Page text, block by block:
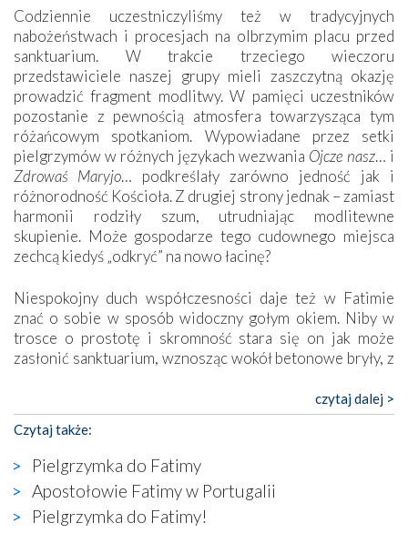
Codziennie uczestniczyliśmy też w tradycyjnych
nabożeństwach i procesjach na olbrzymim placu przed
sanktuarium. W trakcie trzeciego wieczoru
przedstawiciele naszej grupy mieli zaszczytną okazję
prowadzić fragment modlitwy. W pamięci uczestników
pozostanie z pewnością atmosfera towarzysząca tym
różańcowym spotkaniom. Wypowiadane przez setki
pielgrzymów w różnych językach wezwania Ojcze nasz… i
Zdrowaś Maryjo… podkreślały zarówno jedność jak i
różnorodność Kościoła. Z drugiej strony jednak – zamiast
harmonii rodziły szum, utrudniając modlitewne
skupienie. Może gospodarze tego cudownego miejsca
zechcą kiedyś „odkryć” na nowo łacinę?
Niespokojny duch współczesności daje też w Fatimie
znać o sobie w sposób widoczny gołym okiem. Niby w
trosce o prostotę i skromność stara się on jak może
zasłonić sanktuarium, wznosząc wokół betonowe bryły, z
katolickiego kultu. Tylko co wspólnego z żywą,
autentyczną wiarą mogą mieć płaskie, szare bunkry albo
kaplice, w których Tabernakulum przypomina bardziej
skrzynkę na narzędzia? Albo co powiedzieć o ustawionym
tuż przy nowej bazylice wielkim krzyżu, na którym
zamiast Chrystusa umieszczono dziwaczną postać jakby
wyjętą ze starożytnych hieroglifów? W kulturowym
czytaj dalej >
Czytaj także:
Pielgrzymka do Fatimy
Apostołowie Fatimy w Portugalii
Pielgrzymka do Fatimy!